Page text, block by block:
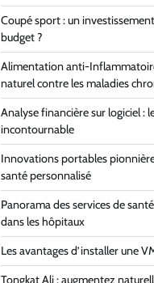
Coupé sport : un
budget ?
Alimentation anti-
naturel contre les maladies
Analyse financière sur logiciel :
incontournable
Innovations portables
santé personnalisé
Panorama des services de
dans les hôpitaux
Les avantages d’installer une
Tongkat Ali : augmentez